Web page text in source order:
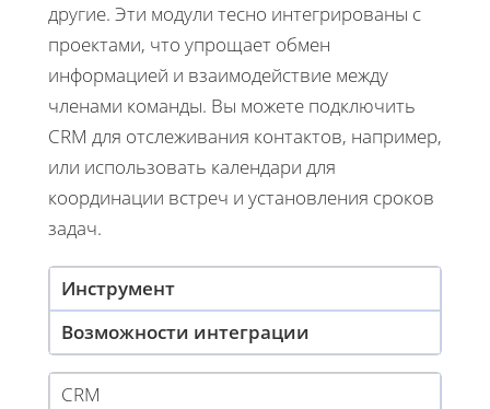
другие. Эти модули тесно интегрированы с
проектами, что упрощает обмен
информацией и взаимодействие между
членами команды. Вы можете подключить
CRM для отслеживания контактов, например,
или использовать календари для
координации встреч и установления сроков
задач.
Инструмент
Возможности интеграции
CRM